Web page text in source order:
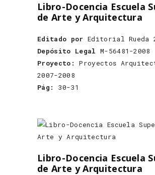
Libro-Docencia Escuela
de Arte y Arquitectura
Editado por Editorial Rueda
Depósito Legal M-56481-2008
Proyecto:
Proyectos
2007-2008
Pág:
30-31
Libro-Docencia Escuela
de Arte y Arquitectura